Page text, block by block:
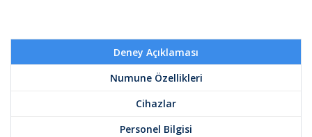
Deney Açıklaması
Numune Özellikleri
Cihazlar
Personel Bilgisi